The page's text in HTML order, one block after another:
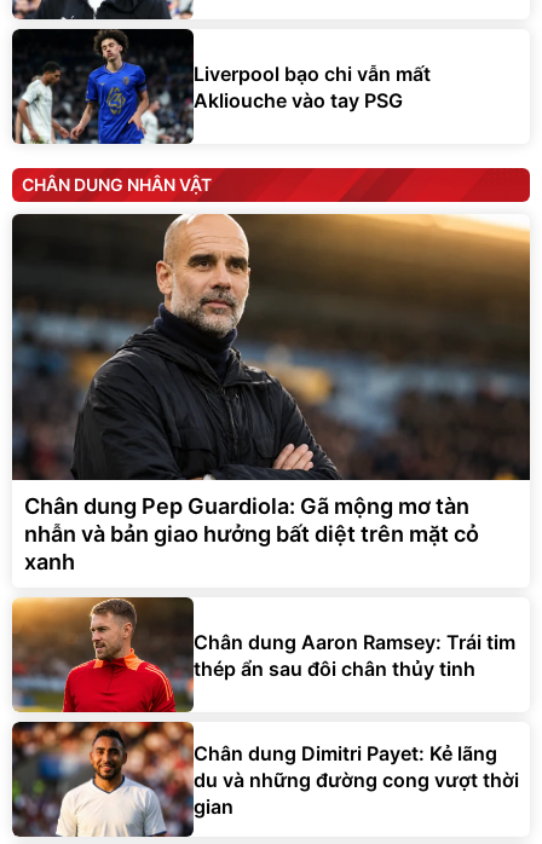
Liverpool bạo chi vẫn mất
Akliouche vào tay PSG
CHÂN DUNG NHÂN VẬT
Chân dung Pep Guardiola: Gã mộng mơ tàn
nhẫn và bản giao hưởng bất diệt trên mặt cỏ
xanh
Chân dung Aaron Ramsey: Trái tim
thép ẩn sau đôi chân thủy tinh
Chân dung Dimitri Payet: Kẻ lãng
du và những đường cong vượt thời
gian